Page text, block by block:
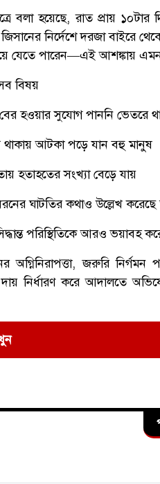
বলা হয়েছে, রাত প্রায়
জিসানের নির্দেশে দরজা বাইরে
যেতে পারেন—এই আশঙ্কায় এমন
বিষয়
হওয়ার সুযোগ পাননি ভেতরে
থাকায় আটকা পড়ে যান বহু মানুষ
হতাহতের সংখ্যা বেড়ে যায়
ঘাটতির কথাও উল্লেখ করেছে
পরিস্থিতিকে আরও ভয়াবহ
জরুরি
নির্ধারণ করে আদালতে